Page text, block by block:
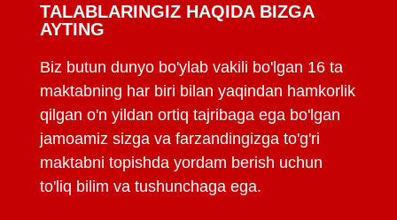
TALABLARINGIZ HAQIDA BIZGA
AYTING
Biz butun dunyo bo'ylab vakili bo'lgan 16 ta
maktabning har biri bilan yaqindan hamkorlik
qilgan o'n yildan ortiq tajribaga ega bo'lgan
jamoamiz sizga va farzandingizga to'g'ri
maktabni topishda yordam berish uchun
to'liq bilim va tushunchaga ega.